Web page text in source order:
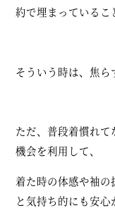
約で埋まっているこ
そういう時は、焦ら
ただ、普段着慣れ
機会を利用して、
着た時の体感や袖の
と気持ち的にも安